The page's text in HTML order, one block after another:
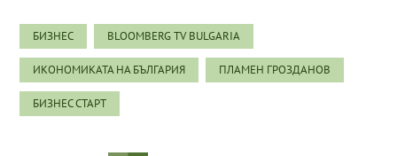
БИЗНЕС BLOOMBERG TV BULGARIA
ИКОНОМИКАТА НА БЪЛГАРИЯ ПЛАМЕН ГРОЗДАНОВ
БИЗНЕС СТАРТ